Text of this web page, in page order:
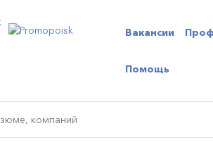
Вакансии
Помощь